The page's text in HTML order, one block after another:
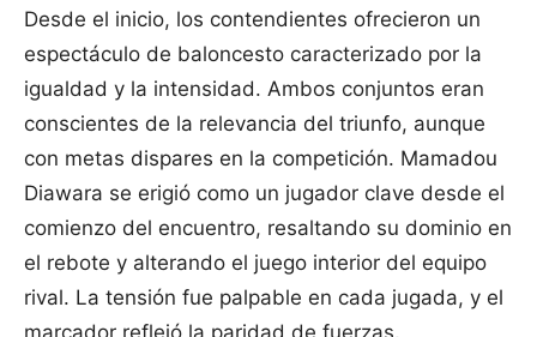
Desde el inicio, los contendientes ofrecieron un
espectáculo de baloncesto caracterizado por la
igualdad y la intensidad. Ambos conjuntos eran
conscientes de la relevancia del triunfo, aunque
con metas dispares en la competición. Mamadou
Diawara se erigió como un jugador clave desde el
comienzo del encuentro, resaltando su dominio en
el rebote y alterando el juego interior del equipo
rival. La tensión fue palpable en cada jugada, y el